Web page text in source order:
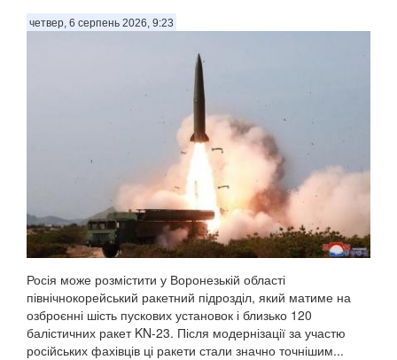
четвер, 6 серпень 2026, 9:23
Росія може розмістити у Воронезькій області
північнокорейський ракетний підрозділ, який матиме на
озброєнні шість пускових установок і близько 120
балістичних ракет KN-23. Після модернізації за участю
російських фахівців ці ракети стали значно точнішим...